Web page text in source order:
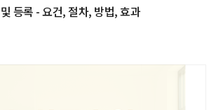
등록 - 요건, 절차, 방법, 효과